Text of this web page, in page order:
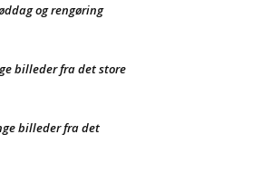
og rengøring
billeder fra det store
billeder fra det